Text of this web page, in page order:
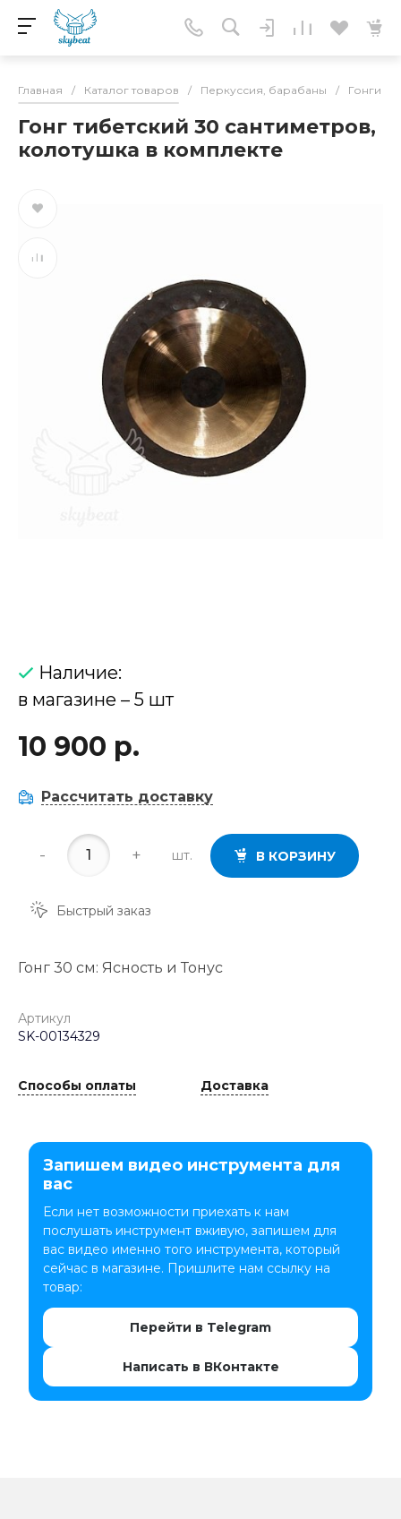
Главная / Каталог товаров / Перкуссия, барабаны / Гонги
Гонг тибетский 30 сантиметров,
колотушка в комплекте
Наличие:
в магазине – 5 шт
10 900 р.
Рассчитать доставку
- + шт. В КОРЗИНУ
Быстрый заказ
Гонг 30 см: Ясность и Тонус
Артикул
SK-00134329
Способы оплаты Доставка
Запишем видео инструмента для
вас
Если нет возможности приехать к нам
послушать инструмент вживую, запишем для
вас видео именно того инструмента, который
сейчас в магазине. Пришлите нам ссылку на
товар:
Перейти в Telegram
Написать в ВКонтакте